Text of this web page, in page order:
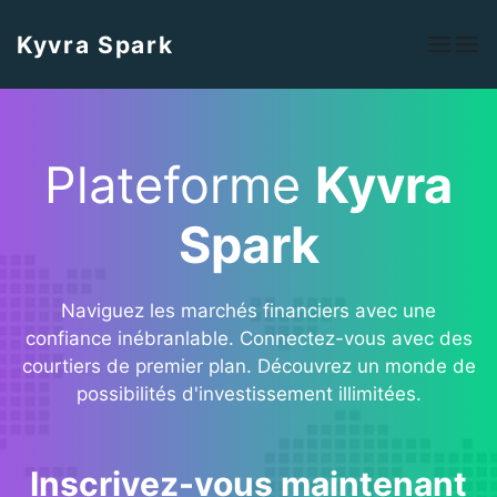
Kyvra Spark
Plateforme Kyvra
Spark
Naviguez les marchés financiers avec une
confiance inébranlable. Connectez-vous avec des
courtiers de premier plan. Découvrez un monde de
possibilités d'investissement illimitées.
Inscrivez-vous maintenant